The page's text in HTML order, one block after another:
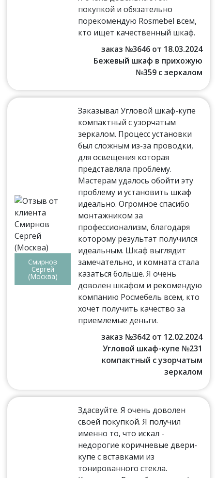
покупкой и обязательно
порекомендую Rosmebel всем,
кто ищет качественный шкаф.
заказ №3646 от 18.03.2024
Бежевый шкаф в прихожую
№359 с зеркалом
Смирнов
Сергей
(Москва)
Заказывал Угловой шкаф-купе
компактный с узорчатым
зеркалом. Процесс установки
был сложным из-за проводки,
для освещения которая
представляла проблему.
Мастерам удалось обойти эту
проблему и установить шкаф
идеально. Огромное спасибо
монтажником за
профессионализм, благодаря
которому результат получился
идеальным. Шкаф выглядит
замечательно, и комната стала
казаться больше. Я очень
доволен шкафом и рекомендую
компанию Росмебель всем, кто
хочет получить качество за
приемлемые деньги.
заказ №3642 от 12.02.2024
Угловой шкаф-купе №231
компактный с узорчатым
зеркалом
Здасвуйте. Я очень доволен
своей покупкой. Я получил
именно то, что искал -
недорогие коричневые двери-
купе с вставками из
тонированного стекла.